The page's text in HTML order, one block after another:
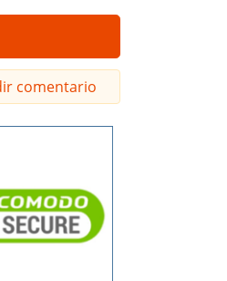
comentario